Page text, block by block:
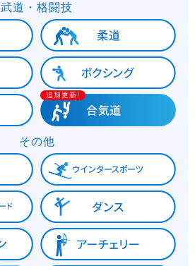
武道・格闘技
追加更新!
その他